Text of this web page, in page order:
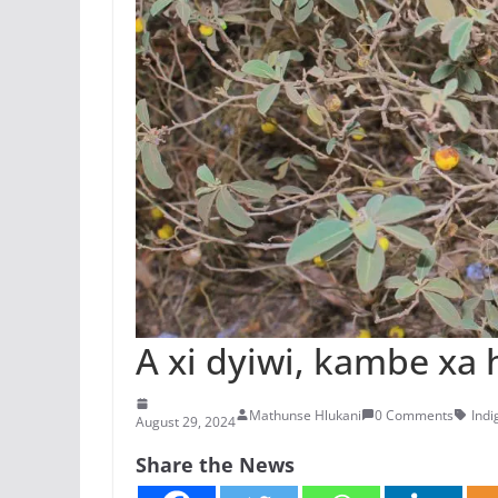
A xi dyiwi, kambe xa
August 29, 2024 Mathunse Hlukani 0 Comments
Share the News